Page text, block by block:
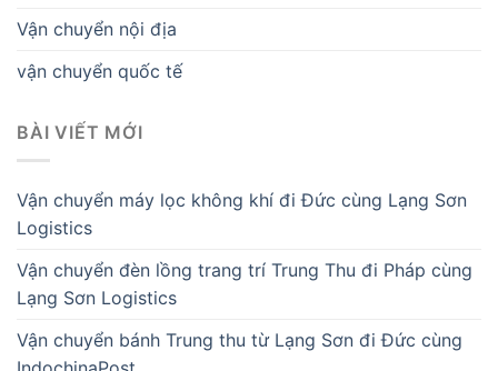
Vận chuyển nội địa
vận chuyển quốc tế
BÀI VIẾT MỚI
Vận chuyển máy lọc không khí đi Đức cùng Lạng Sơn
Logistics
Vận chuyển đèn lồng trang trí Trung Thu đi Pháp cùng
Lạng Sơn Logistics
Vận chuyển bánh Trung thu từ Lạng Sơn đi Đức cùng